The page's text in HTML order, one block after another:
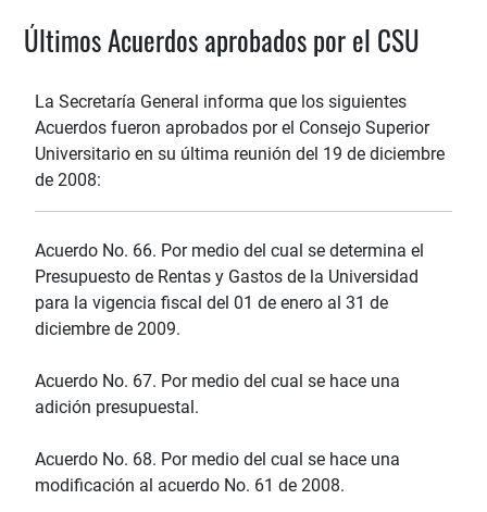
Últimos Acuerdos aprobados por el CSU
La Secretaría General informa que los siguientes
Acuerdos fueron aprobados por el Consejo Superior
Universitario en su última reunión del 19 de diciembre
de 2008:
Acuerdo No. 66. Por medio del cual se determina el
Presupuesto de Rentas y Gastos de la Universidad
para la vigencia fiscal del 01 de enero al 31 de
diciembre de 2009.
Acuerdo No. 67. Por medio del cual se hace una
adición presupuestal.
Acuerdo No. 68. Por medio del cual se hace una
modificación al acuerdo No. 61 de 2008.